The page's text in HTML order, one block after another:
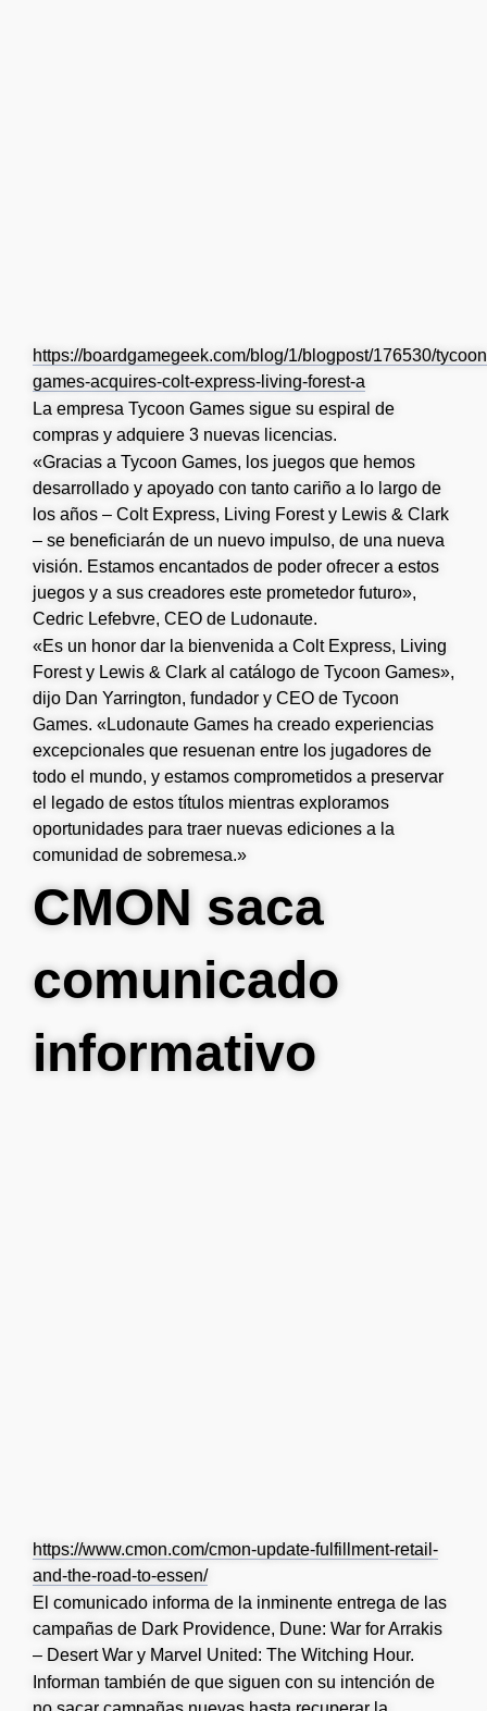
https://boardgamegeek.com/blog/1/blogpost/176530/
games-acquires-colt-express-living-forest-a
La empresa Tycoon Games sigue su espiral de
compras y adquiere 3 nuevas licencias.
«Gracias a Tycoon Games, los juegos que hemos
desarrollado y apoyado con tanto cariño a lo largo de
los años – Colt Express, Living Forest y Lewis & Clark
– se beneficiarán de un nuevo impulso, de una nueva
visión. Estamos encantados de poder ofrecer a estos
juegos y a sus creadores este prometedor futuro»,
Cedric Lefebvre, CEO de Ludonaute.
«Es un honor dar la bienvenida a Colt Express, Living
Forest y Lewis & Clark al catálogo de Tycoon Games»,
dijo Dan Yarrington, fundador y CEO de Tycoon
Games. «Ludonaute Games ha creado experiencias
excepcionales que resuenan entre los jugadores de
todo el mundo, y estamos comprometidos a preservar
el legado de estos títulos mientras exploramos
oportunidades para traer nuevas ediciones a la
comunidad de sobremesa.»
CMON saca
comunicado
informativo
https://www.cmon.com/cmon-update-fulfillment-retail-
and-the-road-to-essen/
El comunicado informa de la inminente entrega de las
campañas de Dark Providence, Dune: War for Arrakis
– Desert War y Marvel United: The Witching Hour.
Informan también de que siguen con su intención de